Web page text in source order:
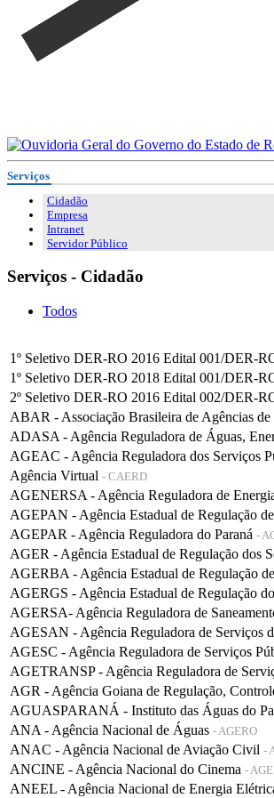
Serviços
Cidadão
Empresa
Intranet
Servidor Público
Serviços - Cidadão
Todos
1º Seletivo DER-RO 2016 Edital 001/DER-
1º Seletivo DER-RO 2018 Edital 001/DER-
2º Seletivo DER-RO 2016 Edital 002/DER-
ABAR - Associação Brasileira de Agências de
ADASA - Agência Reguladora de Águas,
AGEAC - Agência Reguladora dos Serviços
Agência Virtual - CAERD
AGENERSA - Agência Reguladora de
AGEPAN - Agência Estadual de Regulação
AGEPAR - Agência Reguladora do Paraná -
AGER - Agência Estadual de Regulação dos
AGERBA - Agência Estadual de Regulação
AGERGS - Agência Estadual de Regulação
AGERSA- Agência Reguladora de
AGESAN - Agência Reguladora de Serviços
AGESC - Agência Reguladora de Serviços
AGETRANSP - Agência Reguladora de
AGR - Agência Goiana de Regulação,
AGUASPARANÁ - Instituto das Águas do
ANA - Agência Nacional de Águas - AGERO
ANAC - Agência Nacional de Aviação Civil -
ANCINE - Agência Nacional do Cinema -
ANEEL - Agência Nacional de Energia